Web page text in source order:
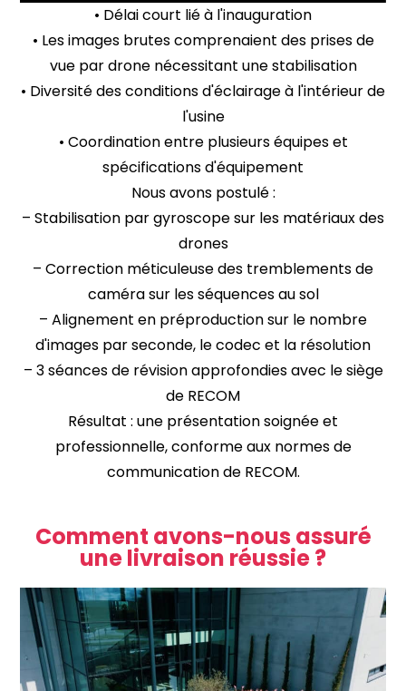
• Délai court lié à l'inauguration
• Les images brutes comprenaient des prises de
vue par drone nécessitant une stabilisation
• Diversité des conditions d'éclairage à l'intérieur de
l'usine
• Coordination entre plusieurs équipes et
spécifications d'équipement
Nous avons postulé :
– Stabilisation par gyroscope sur les matériaux des
drones
– Correction méticuleuse des tremblements de
caméra sur les séquences au sol
– Alignement en préproduction sur le nombre
d'images par seconde, le codec et la résolution
– 3 séances de révision approfondies avec le siège
de RECOM
Résultat : une présentation soignée et
professionnelle, conforme aux normes de
communication de RECOM.
Comment avons-nous assuré
une livraison réussie ?